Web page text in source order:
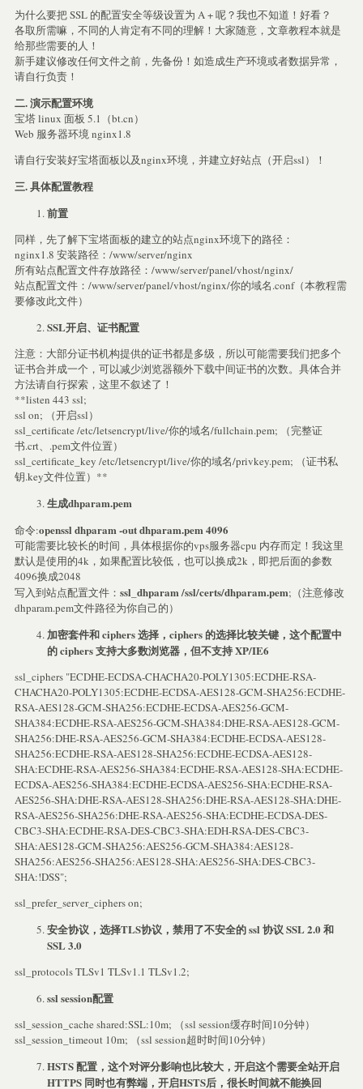
为什么要把 SSL 的配置安全等级设置为 A + 呢？我也不知道！好看？
各取所需嘛，不同的人肯定有不同的理解！大家随意，文章教程本就是
给那些需要的人！
新手建议修改任何文件之前，先备份！如造成生产环境或者数据异常，
请自行负责！
二. 演示配置环境
宝塔 linux 面板 5.1（bt.cn）
Web 服务器环境 nginx1.8
请自行安装好宝塔面板以及nginx环境，并建立好站点（开启ssl）！
三. 具体配置教程
前置
同样，先了解下宝塔面板的建立的站点nginx环境下的路径：
nginx1.8 安装路径：/www/server/nginx
所有站点配置文件存放路径：/www/server/panel/vhost/nginx/
站点配置文件：/www/server/panel/vhost/nginx/你的域名.conf（本教程需
要修改此文件）
SSL开启、证书配置
注意：大部分证书机构提供的证书都是多级，所以可能需要我们把多个
证书合并成一个，可以减少浏览器额外下载中间证书的次数。具体合并
方法请自行探索，这里不叙述了！
**listen 443 ssl;
ssl on; （开启ssl）
ssl_certificate /etc/letsencrypt/live/你的域名/fullchain.pem; （完整证
书.crt、.pem文件位置）
ssl_certificate_key /etc/letsencrypt/live/你的域名/privkey.pem; （证书私
钥.key文件位置）**
生成dhparam.pem
命令:openssl dhparam -out dhparam.pem 4096
可能需要比较长的时间，具体根据你的vps服务器cpu 内存而定！我这里
默认是使用的4k，如果配置比较低，也可以换成2k，即把后面的参数
4096换成2048
写入到站点配置文件： ssl_dhparam /ssl/certs/dhparam.pem;（注意修改
dhparam.pem文件路径为你自己的）
加密套件和 ciphers 选择，ciphers 的选择比较关键，这个配置中
的 ciphers 支持大多数浏览器，但不支持 XP/IE6
ssl_ciphers "ECDHE-ECDSA-CHACHA20-POLY1305:ECDHE-RSA-
CHACHA20-POLY1305:ECDHE-ECDSA-AES128-GCM-SHA256:ECDHE-
RSA-AES128-GCM-SHA256:ECDHE-ECDSA-AES256-GCM-
SHA384:ECDHE-RSA-AES256-GCM-SHA384:DHE-RSA-AES128-GCM-
SHA256:DHE-RSA-AES256-GCM-SHA384:ECDHE-ECDSA-AES128-
SHA256:ECDHE-RSA-AES128-SHA256:ECDHE-ECDSA-AES128-
SHA:ECDHE-RSA-AES256-SHA384:ECDHE-RSA-AES128-SHA:ECDHE-
ECDSA-AES256-SHA384:ECDHE-ECDSA-AES256-SHA:ECDHE-RSA-
AES256-SHA:DHE-RSA-AES128-SHA256:DHE-RSA-AES128-SHA:DHE-
RSA-AES256-SHA256:DHE-RSA-AES256-SHA:ECDHE-ECDSA-DES-
CBC3-SHA:ECDHE-RSA-DES-CBC3-SHA:EDH-RSA-DES-CBC3-
SHA:AES128-GCM-SHA256:AES256-GCM-SHA384:AES128-
SHA256:AES256-SHA256:AES128-SHA:AES256-SHA:DES-CBC3-
SHA:!DSS";
ssl_prefer_server_ciphers on;
安全协议，选择TLS协议，禁用了不安全的 ssl 协议 SSL 2.0 和
SSL 3.0
ssl_protocols TLSv1 TLSv1.1 TLSv1.2;
ssl session配置
ssl_session_cache shared:SSL:10m; （ssl session缓存时间10分钟）
ssl_session_timeout 10m; （ssl session超时时间10分钟）
HSTS 配置，这个对评分影响也比较大，开启这个需要全站开启
HTTPS 同时也有弊端，开启HSTS后，很长时间就不能换回